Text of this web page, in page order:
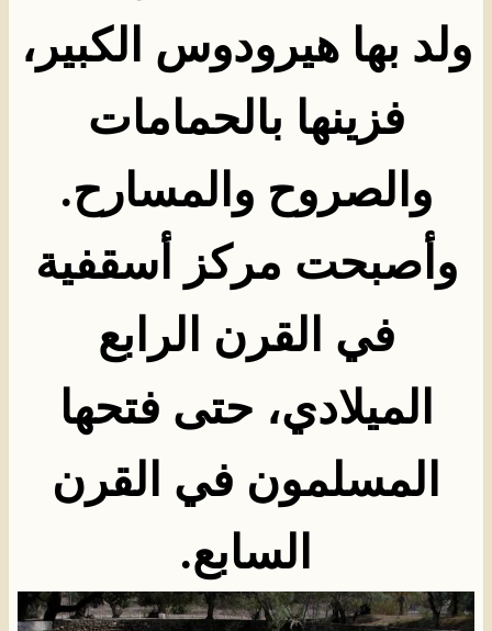
ولد بها هيرودوس الكبير،
فزينها بالحمامات
والصروح والمسارح.
وأصبحت مركز أسقفية
في القرن الرابع
الميلادي، حتى فتحها
المسلمون في القرن
السابع.